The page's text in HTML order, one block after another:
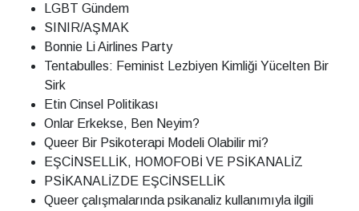
LGBT Gündem
SINIR/AŞMAK
Bonnie Li Airlines Party
Tentabulles: Feminist Lezbiyen Kimliği Yücelten Bir
Sirk
Etin Cinsel Politikası
Onlar Erkekse, Ben Neyim?
Queer Bir Psikoterapi Modeli Olabilir mi?
EŞCİNSELLİK, HOMOFOBİ VE PSİKANALİZ
PSİKANALİZDE EŞCİNSELLİK
Queer çalışmalarında psikanaliz kullanımıyla ilgili